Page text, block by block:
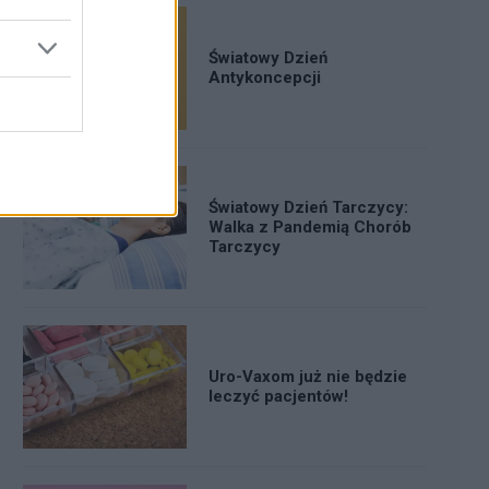
Światowy Dzień
Antykoncepcji
Światowy Dzień Tarczycy:
Walka z Pandemią Chorób
Tarczycy
Uro-Vaxom już nie będzie
leczyć pacjentów!